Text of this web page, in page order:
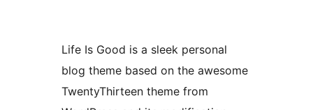
Life Is Good is a sleek personal
blog theme based on the awesome
TwentyThirteen theme from